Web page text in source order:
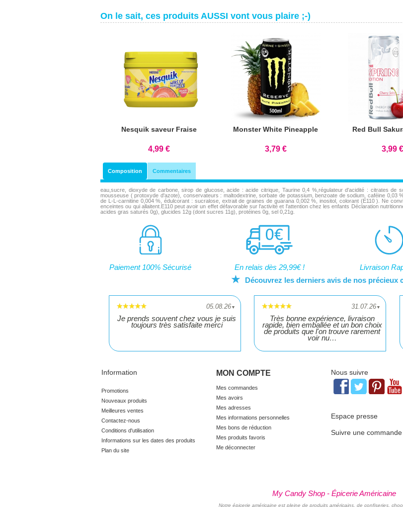
On le sait, ces produits AUSSI vont vous plaire ;-)
Nesquik saveur Fraise
4,99 €
Monster White Pineapple
3,79 €
Red Bull
3,99 €
Composition Commentaires
eau,sucre, dioxyde de carbone, sirop de glucose, acide : acide citrique, Taurine 0,4 %,régulateur d'acidité : citrates de
mousseuse ( protoxyde d'azote), conservateurs : maltodextrine, sorbate de potassium, benzoate de sodium, caféine 0,03
de L-L-carnitine 0,004 %, édulcorant : sucralose, extrait de graines de guarana 0,002 %, inositol, colorant (E110 ). Ne
enceintes ou qui allaitent.E110 peut avoir un effet défavorable sur l'activité et l'attention chez les enfants Déclaration
acides gras saturés 0g), glucides 12g (dont sucres 11g), protéines 0g, sel 0,21g.
Paiement 100% Sécurisé En relais dès 29,99€ ! Livraison
★ Découvrez les derniers avis de nos précieux
05.08.26▼
Je prends souvent chez vous je suis
toujours très satisfaite merci
31.07.26 ▼
Très bonne expérience, livraison
rapide, bien emballée et un bon choix
de produits que l'on trouve rarement
voir nu…
Information
Promotions
Nouveaux produits
Meilleures ventes
Contactez-nous
Conditions d'utilisation
Informations sur les dates des produits
Plan du site
MON COMPTE
Mes commandes
Mes avoirs
Mes adresses
Mes informations personnelles
Mes bons de réduction
Mes produits favoris
Me déconnecter
Nous suivre
Espace presse
Suivre une commande
My Candy Shop - Épicerie Américaine
Notre épicerie américaine est pleine de produits américains, de confiseries,